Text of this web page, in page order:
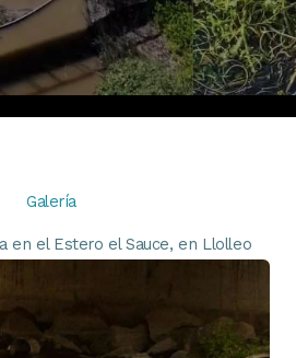
Galería
en el Estero el Sauce, en Llolleo